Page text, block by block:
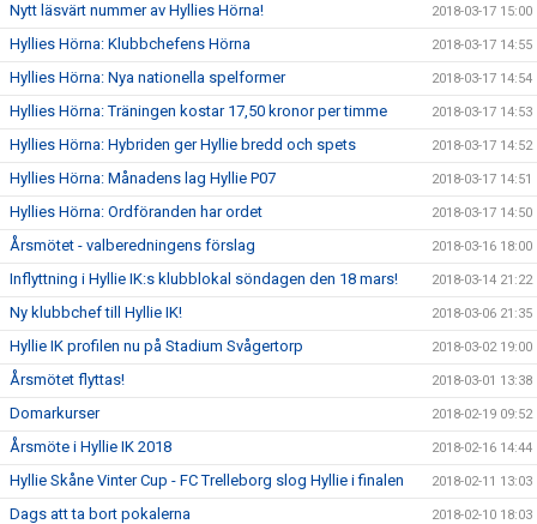
Nytt läsvärt nummer av Hyllies Hörna! 2018-03-17 15:00
Hyllies Hörna: Klubbchefens Hörna 2018-03-17 14:55
Hyllies Hörna: Nya nationella spelformer 2018-03-17 14:54
Hyllies Hörna: Träningen kostar 17,50 kronor per timme 2018-03-17 14:53
Hyllies Hörna: Hybriden ger Hyllie bredd och spets 2018-03-17 14:52
Hyllies Hörna: Månadens lag Hyllie P07 2018-03-17 14:51
Hyllies Hörna: Ordföranden har ordet 2018-03-17 14:50
Årsmötet - valberedningens förslag 2018-03-16 18:00
Inflyttning i Hyllie IK:s klubblokal söndagen den 18 mars! 2018-03-14 21:22
Ny klubbchef till Hyllie IK! 2018-03-06 21:35
Hyllie IK profilen nu på Stadium Svågertorp 2018-03-02 19:00
Årsmötet flyttas! 2018-03-01 13:38
Domarkurser 2018-02-19 09:52
Årsmöte i Hyllie IK 2018 2018-02-16 14:44
Hyllie Skåne Vinter Cup - FC Trelleborg slog Hyllie i finalen 2018-02-11 13:03
Dags att ta bort pokalerna 2018-02-10 18:03